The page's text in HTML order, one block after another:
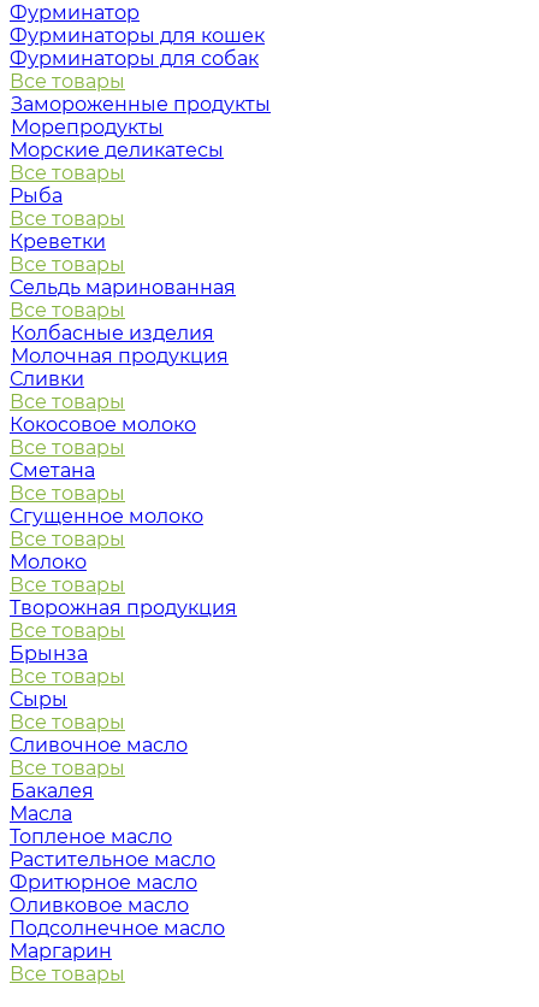
Фурминатор
Фурминаторы для кошек
Фурминаторы для собак
Все товары
Замороженные продукты
Морепродукты
Морские деликатесы
Все товары
Рыба
Все товары
Креветки
Все товары
Сельдь маринованная
Все товары
Колбасные изделия
Молочная продукция
Сливки
Все товары
Кокосовое молоко
Все товары
Сметана
Все товары
Сгущенное молоко
Все товары
Молоко
Все товары
Творожная продукция
Все товары
Брынза
Все товары
Сыры
Все товары
Сливочное масло
Все товары
Бакалея
Масла
Топленое масло
Растительное масло
Фритюрное масло
Оливковое масло
Подсолнечное масло
Маргарин
Все товары